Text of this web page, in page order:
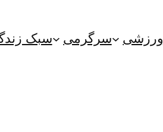
ورزشی سرگرمی سبک